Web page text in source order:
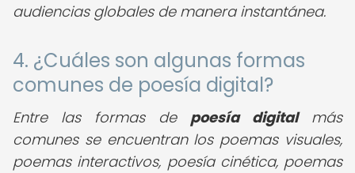
audiencias globales de manera instantánea.
4. ¿Cuáles son algunas formas
comunes de poesía digital?
Entre las formas de poesía digitalmás
comunes se encuentran los poemas visuales,
poemas interactivos, poesía cinética, poemas